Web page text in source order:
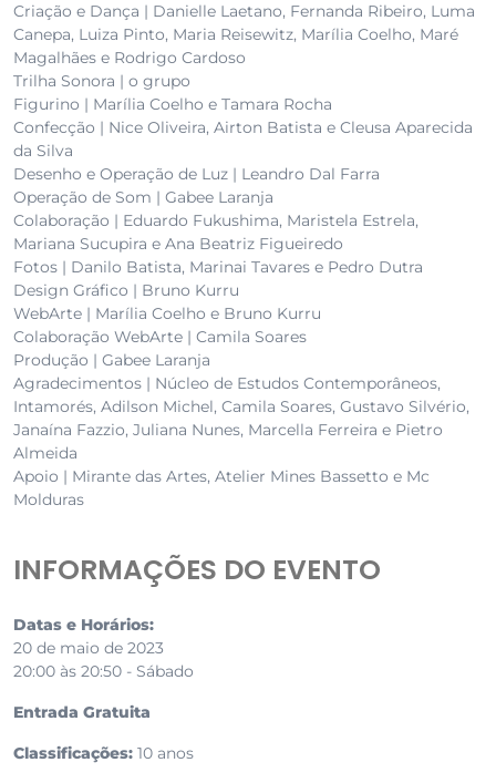
Criação e Dança | Danielle Laetano, Fernanda Ribeiro, Luma
Canepa, Luiza Pinto, Maria Reisewitz, Marília Coelho, Maré
Magalhães e Rodrigo Cardoso
Trilha Sonora | o grupo
Figurino | Marília Coelho e Tamara Rocha
Confecção | Nice Oliveira, Airton Batista e Cleusa Aparecida
da Silva
Desenho e Operação de Luz | Leandro Dal Farra
Operação de Som | Gabee Laranja
Colaboração | Eduardo Fukushima, Maristela Estrela,
Mariana Sucupira e Ana Beatriz Figueiredo
Fotos | Danilo Batista, Marinai Tavares e Pedro Dutra
Design Gráfico | Bruno Kurru
WebArte | Marília Coelho e Bruno Kurru
Colaboração WebArte | Camila Soares
Produção | Gabee Laranja
Agradecimentos | Núcleo de Estudos Contemporâneos,
Intamorés, Adilson Michel, Camila Soares, Gustavo Silvério,
Janaína Fazzio, Juliana Nunes, Marcella Ferreira e Pietro
Almeida
Apoio | Mirante das Artes, Atelier Mines Bassetto e Mc
Molduras
INFORMAÇÕES DO EVENTO
Datas e Horários:
20 de maio de 2023
20:00 às 20:50 - Sábado
Entrada Gratuita
Classificações: 10 anos